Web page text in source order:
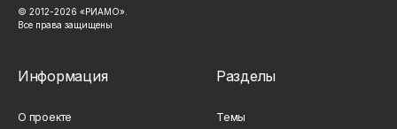
© 2012-2026 «РИАМО».
Все права защищены
Информация
О проекте
Разделы
Темы